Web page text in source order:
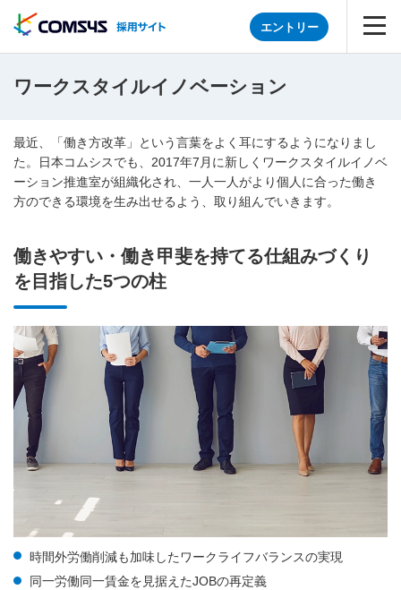
エントリー
ワークスタイルイノベーション
最近、「働き方改革」という言葉をよく耳にするようになりまし
た。日本コムシスでも、2017年7月に新しくワークスタイルイノベ
ーション推進室が組織化され、一人一人がより個人に合った働き
方のできる環境を生み出せるよう、取り組んでいきます。
働きやすい・働き甲斐を持てる仕組みづくり
を目指した5つの柱
時間外労働削減も加味したワークライフバランスの実現
同一労働同一賃金を見据えたJOBの再定義